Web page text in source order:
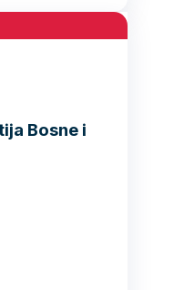
Bosne i